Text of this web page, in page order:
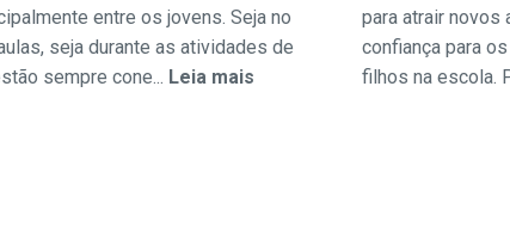
entre os jovens. Seja no
seja durante as atividades de
sempre cone... Leia mais
para atrair novos
confiança para
filhos na escola.